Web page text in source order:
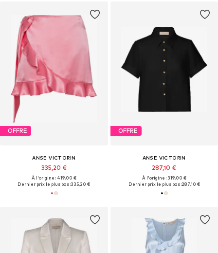
OFFRE
ANSE VICTORIN
335,20 €
À l'origine : 419,00 €
Dernier prix le plus bas :335,20 €
OFFRE
ANSE VICTORIN
287,10 €
À l'origine : 319,00 €
Dernier prix le plus bas :287,10 €